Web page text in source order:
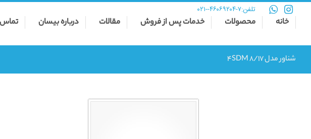
تلفن:۷-۴۶۰۶۹۲۰۴--۰۲۱
خانه محصولات خدمات پس از فروش مقالات درباره بیسان تماس
شناور مدل 4SDM 8/17